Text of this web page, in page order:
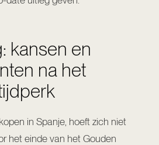
kansen en
na het
in Spanje, hoeft zich niet
het einde van het Gouden